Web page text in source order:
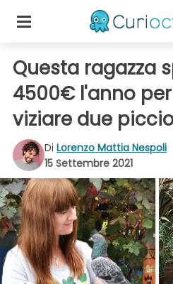
Questa ragazza
4500€ l'anno
viziare due
Di Lorenzo Mattia Nespoli
15 Settembre 2021